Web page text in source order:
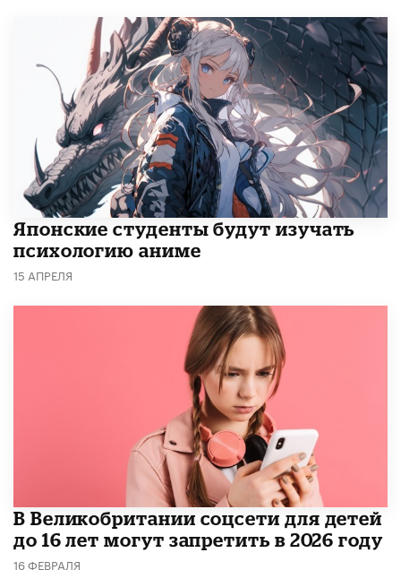
Японские студенты будут изучать
психологию аниме
15 АПРЕЛЯ
В Великобритании соцсети для детей
до 16 лет могут запретить в 2026 году
16 ФЕВРАЛЯ